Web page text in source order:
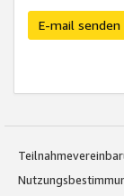
E-mail senden